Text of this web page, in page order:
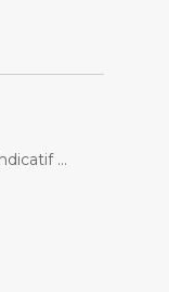
...